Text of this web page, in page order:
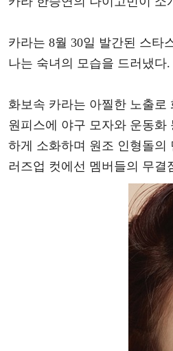
카라는 8월 30일 발간된 스타
나는 숙녀의 모습을 드러냈다.
화보속 카라는 아찔한 노출
원피스에 야구 모자와 운동
하게 소화하며 원조 인형돌의
러즈업 컷에선 멤버들의 무결